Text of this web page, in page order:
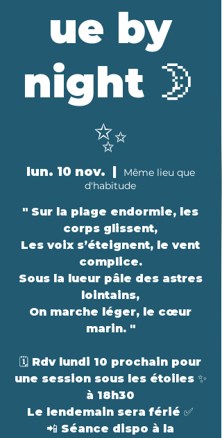
ue by
night 🌛
✨️
lun. 10 nov.
Même lieu que
d'habitude
" Sur la plage endormie, les
corps glissent,
Les voix s’éteignent, le vent
complice.
Sous la lueur pâle des astres
lointains,
On marche léger, le cœur
marin. "
🗓 Rdv lundi 10 prochain pour
une session sous les étoiles ✨️
à 18h30
Le lendemain sera férié ✅️
📲 Séance dispo à la